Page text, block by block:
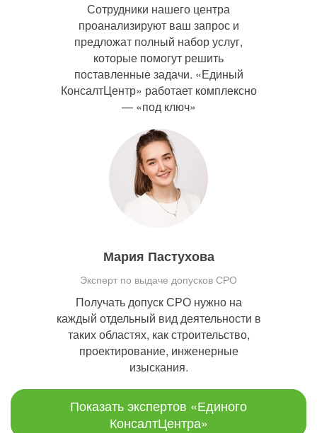
Сотрудники нашего центра
проанализируют ваш запрос и
предложат полный набор услуг,
которые помогут решить
поставленные задачи. «Единый
КонсалтЦентр» работает комплексно
— «под ключ»
Мария Пастухова
Эксперт по выдаче допусков СРО
Получать допуск СРО нужно на
каждый отдельный вид деятельности в
таких областях, как строительство,
проектирование, инженерные
изыскания.
Показать экспертов «Единого
КонсалтЦентра»